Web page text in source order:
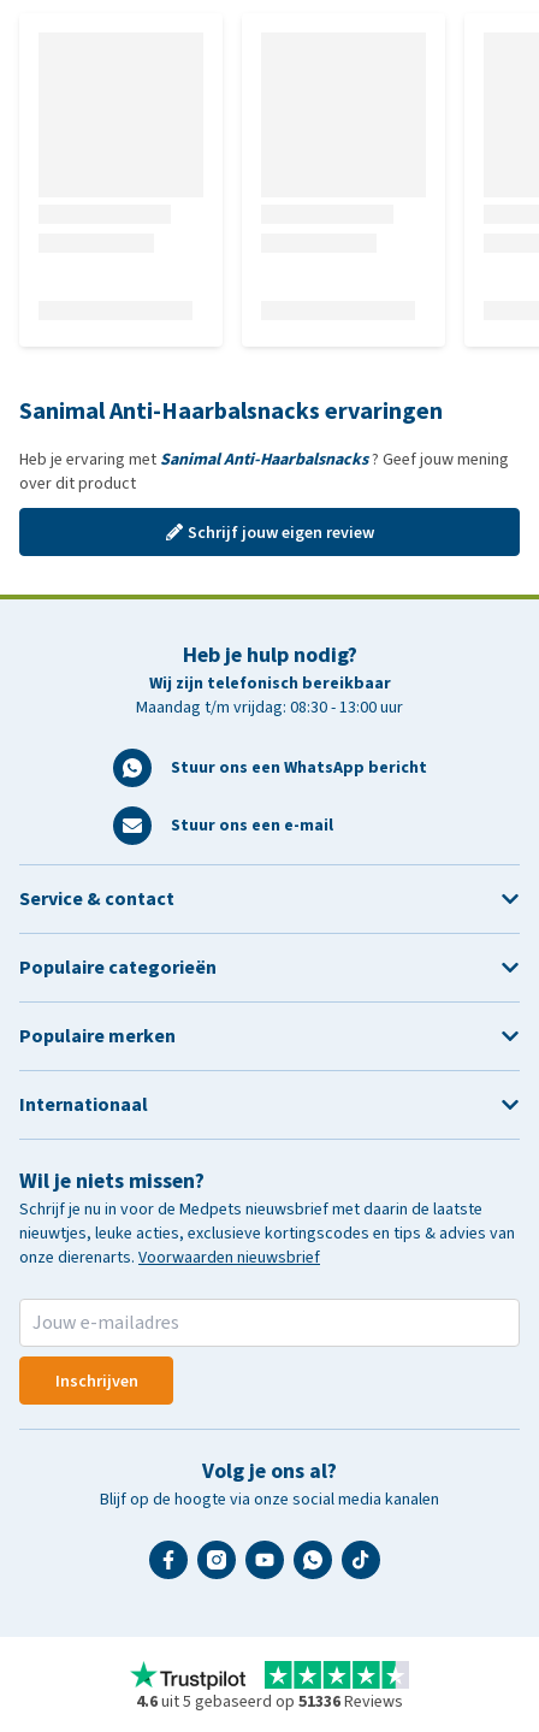
Sanimal Anti-Haarbalsnacks ervaringen
Heb je ervaring met Sanimal Anti-Haarbalsnacks? Geef jouw mening
over dit product
Schrijf jouw eigen review
Heb je hulp nodig?
Wij zijn telefonisch bereikbaar
Maandag t/m vrijdag: 08:30 - 13:00 uur
Stuur ons een WhatsApp bericht
Stuur ons een e-mail
Wil je niets missen?
Schrijf je nu in voor de Medpets nieuwsbrief met daarin de laatste
nieuwtjes, leuke acties, exclusieve kortingscodes en tips & advies van
onze dierenarts. Voorwaarden nieuwsbrief
Inschrijven
Volg je ons al?
Blijf op de hoogte via onze social media kanalen
Service & contact
Populaire categorieën
Populaire merken
Internationaal
4.6uit 5 gebaseerd op 51336Reviews